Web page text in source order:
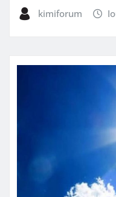
kimiforum